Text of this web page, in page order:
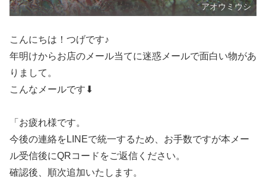
アオウミウシ
こんにちは！つげです♪
年明けからお店のメール当てに迷惑メールで面白い物があ
りまして。
こんなメールです⬇
「お疲れ様です。
今後の連絡をLINEで統一するため、お手数ですが本メー
ル受信後にQRコードをご返信ください。
確認後、順次追加いたします。